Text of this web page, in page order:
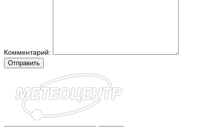
Комментарий:
Отправить